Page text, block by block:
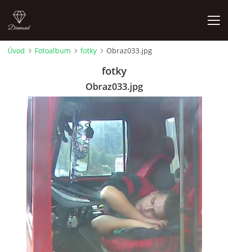
Pepouch
+420605716650
pepouch@seznam.cz
Úvod Fotoalbum fotky Obraz033.jpg
fotky
Obraz033.jpg